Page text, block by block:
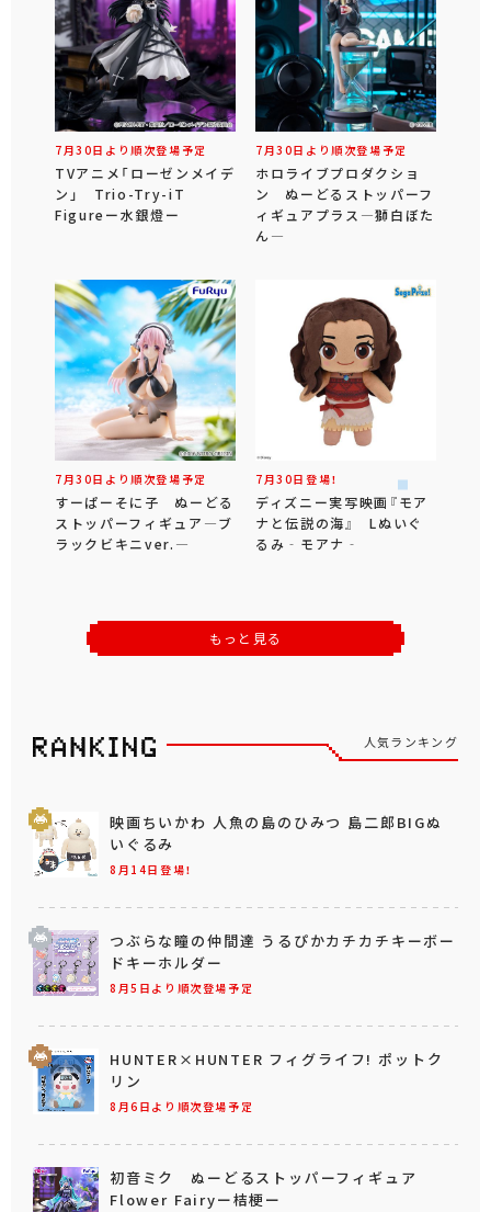
7月30日より順次登場予定
TVアニメ「ローゼンメイデ
ン」 Trio-Try-iT
Figureー水銀燈ー
7月30日より順次登場予定
ホロライブプロダクショ
ン ぬーどるストッパーフ
ィギュアプラス―獅白ぼた
ん―
7月30日より順次登場予定
すーぱーそに子 ぬーどる
ストッパーフィギュア―ブ
ラックビキニver.―
7月30日登場！
ディズニー実写映画『モア
ナと伝説の海』 Lぬいぐ
るみ‐モアナ‐
もっと見る
人気ランキング
8月14日登場！
映画ちいかわ 人魚の島のひみつ 島二郎BIGぬ
いぐるみ
8月5日より順次登場予定
つぶらな瞳の仲間達 うるぴかカチカチキーボー
ドキーホルダー
8月6日より順次登場予定
HUNTER×HUNTER フィグライフ! ポットク
リン
初音ミク ぬーどるストッパーフィギュア
Flower Fairyー桔梗ー